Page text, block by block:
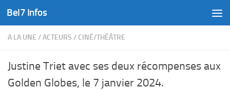
Skip to content
Bel7 Infos
A LA UNE /ACTEURS / CINÉ/THÉÂTRE
Justine Triet avec ses deux récompenses aux
Golden Globes, le 7 janvier 2024.